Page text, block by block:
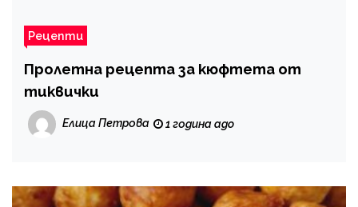
Рецепти
Пролетна рецепта за кюфтета от
тиквички
Елица Петрова 1 година ago